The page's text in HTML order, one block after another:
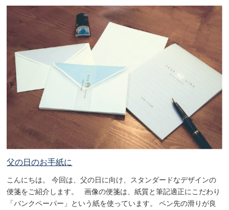
父の日のお手紙に
こんにちは。 今回は、父の日に向け、スタンダードなデザインの
便箋をご紹介します。 画像の便箋は、紙質と筆記適正にこだわり
「バンクペーパー」という紙を使っています。 ペン先の滑りが良